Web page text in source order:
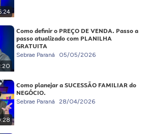
Como definir o PREÇO DE VENDA. Passo a
passo atualizado com PLANILHA
GRATUITA
Sebrae Paraná 05/05/2026
Como planejar a SUCESSÃO FAMILIAR do
NEGÓCIO.
Sebrae Paraná 28/04/2026